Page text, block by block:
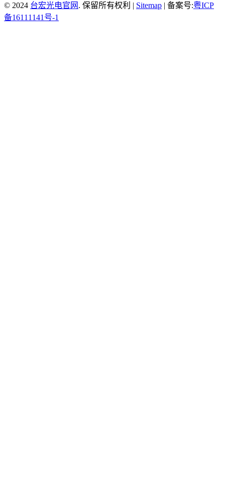
© 2024 台宏光电官网 . 保留所有权利 | Sitemap | 备案号:粤ICP
备16111141号-1